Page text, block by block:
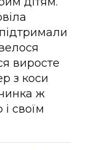
виросте
з коси
ж
своїм